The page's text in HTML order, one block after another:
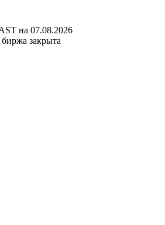
на 07.08.2026
закрыта